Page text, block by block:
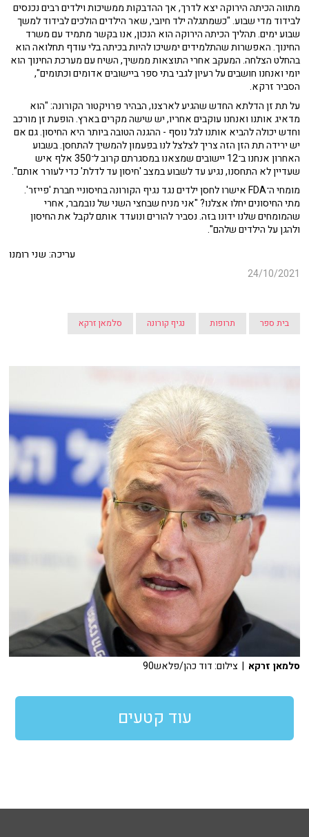
מתווה הכיתה הירוקה יצא לדרך, אך ההדבקות ממשיכות וילדים רבים נכנסים
לבידוד מדי שבוע. "כשמתגלה ילד חיובי, שאר הילדים הולכים לבידוד למשך
שבוע ימים. תהליך הכיתה הירוקה הוא הנכון, אנו בקשר מתמיד עם משרד
החינוך. האפשרות שהתלמידים ימשיכו להיות בכיתה בלי עודף תחלואה הוא
בהחלט הצלחה. המעקב אחרי התוצאות ממשיך, השיח עם מערכת החינוך הוא
יומי ואנחנו חושבים על רעיון לגבי בתי ספר ביישובים אדומים וכתומים",
הסביר זרקא.
על תת זן הדלתא החדש שהגיע לארצנו, הבהיר פרויקטור הקורונה: "הוא
מדאיג אותנו ואנחנו עוקבים אחריו, יש שישה מקרים בארץ. הופעת זן מורכב
וחדש יכולה להביא אותנו לגל נוסף - ההגנה הטובה ביותר היא החיסון. גם אם
יש ירידה תת הזן הזה צריך לצלצל לנו בפעמון להמשיך להתחסן. בשבוע
האחרון אנחנו ב־12 יישובים שמצאנו במסגרתם קרוב ל־350 אלף איש
שעדיין לא התחסנו, נגיע עד לשבוע במצב 'חיסון עד לדלת' כדי לעורר אותם".
מומחי ה־FDA אישרו לחסן ילדים נגד נגיף הקורונה בחיסוניי חברת 'פייזר'.
מתי החיסונים יחלו אצלנו? "אני מניח שבחצי השני של נובמבר, אחרי
שהמומחים שלנו ידונו בזה. נסביר להורים ונועדד אותם לקבל את החיסון
ולהגן על הילדים שלהם".
עריכה: שני רומנו
24/10/2021
בית ספר תרופות נגיף קורונה סלמאן זרקא
סלמאן זרקא | צילום: דוד כהן/פלאש90
עוד קטעים